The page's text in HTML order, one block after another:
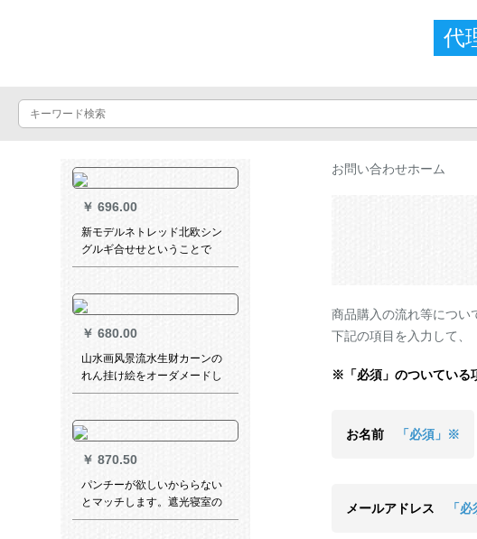
代
￥ 696.00
新モデルネトレッド北欧シン
グルギ合せせということで
す。完全遮光布既製カーター
は、「ベルベット麻綴色」と
の湖青+黄色2.0枚2.2高フルを
装着しています。
￥ 680.00
山水画风景流水生财カーンの
れん挂け絵をオーダメードし
て完全遮光パソルリフト书斎
光一面パンン
￥ 870.50
パンチーが欲しいかららない
とマッチします。遮光寝室の
日よけリングムに小窓防虫マ
お問い合わせホーム
商品購入の流れ等につい
下記の項目を入力して、
※「必須」のついている
お名前 「必須」※
メールアドレス 「必